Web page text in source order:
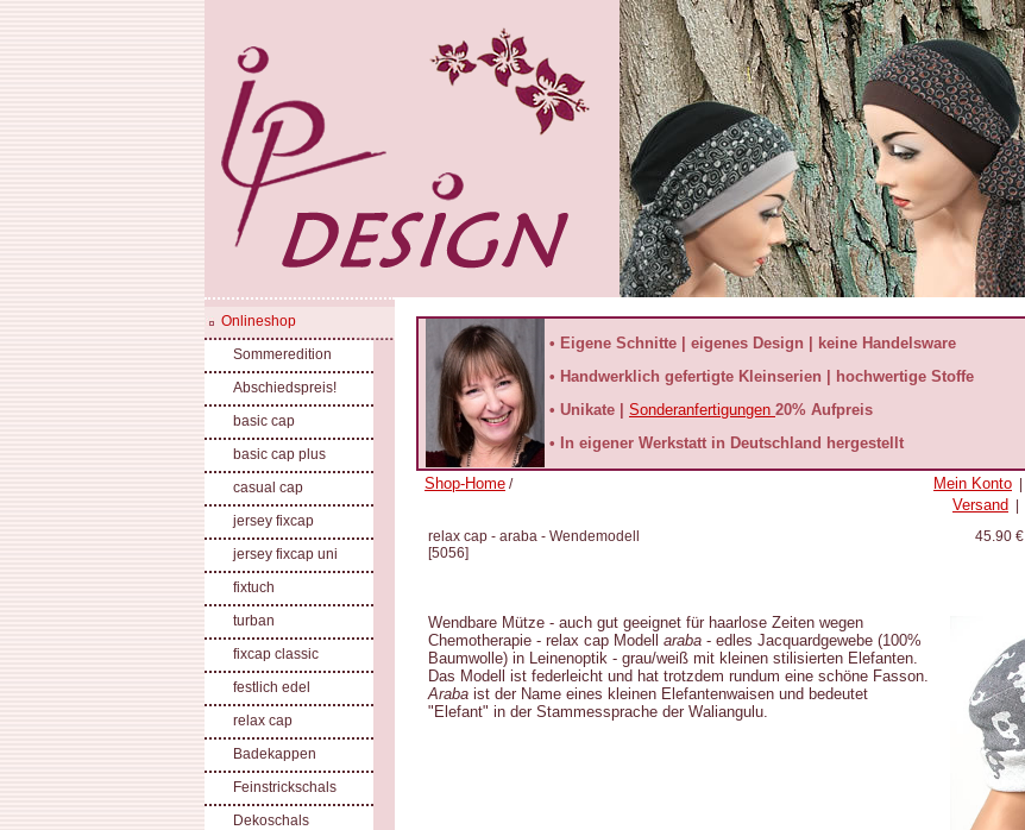
Onlineshop
Sommeredition
Abschiedspreis!
basic cap
basic cap plus
casual cap
jersey fixcap
jersey fixcap uni
fixtuch
turban
fixcap classic
festlich edel
relax cap
Badekappen
Feinstrickschals
Dekoschals
• Eigene Schnitte | eigenes Design | keine Handelsware
• Handwerklich gefertigte Kleinserien | hochwertige Stoffe
• Unikate | Sonderanfertigungen 20% Aufpreis
• In eigener Werkstatt in Deutschland hergestellt
Shop-Home / Mein Konto
Versand
relax cap - araba - Wendemodell
[5056]
45.90 €
Wendbare Mütze - auch gut geeignet für haarlose Zeiten wegen
Chemotherapie - relax cap Modell araba - edles Jacquardgewebe (100%
Baumwolle) in Leinenoptik - grau/weiß mit kleinen stilisierten Elefanten.
Das Modell ist federleicht und hat trotzdem rundum eine schöne Fasson.
Araba ist der Name eines kleinen Elefantenwaisen und bedeutet
"Elefant" in der Stammessprache der Waliangulu.